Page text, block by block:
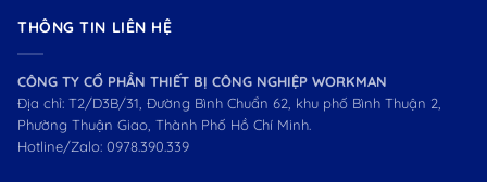
THÔNG TIN LIÊN HỆ
CÔNG TY CỔ PHẦN THIẾT BỊ CÔNG NGHIỆP WORKMAN
Địa chỉ: T2/D3B/31, Đường Bình Chuẩn 62, khu phố Bình Thuận 2,
Phường Thuận Giao, Thành Phố Hồ Chí Minh.
Hotline/Zalo: 0978.390.339